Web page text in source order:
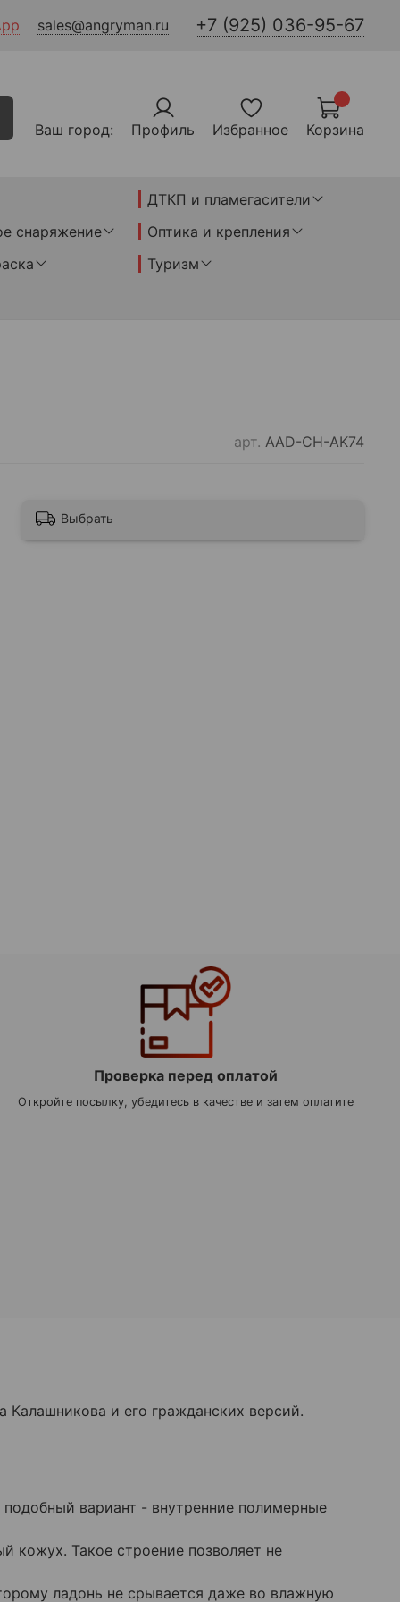
sales@angryman.ru +7 (925) 036-95-67
Ваш город: Профиль Избранное Корзина
ДТКП и пламегасители
снаряжение
Оптика и крепления
Туризм
арт. AAD-CH-AK74
Выбрать
Проверка перед оплатой
Откройте посылку, убедитесь в качестве и затем оплатите
Калашникова и его гражданских версий.
вариант - внутренние полимерные
кожух. Такое строение позволяет не
ладонь не срывается даже во влажную